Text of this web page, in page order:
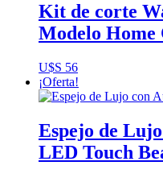
Kit de corte
Modelo Home
U$S 56
¡Oferta!
Espejo de
LED Touch